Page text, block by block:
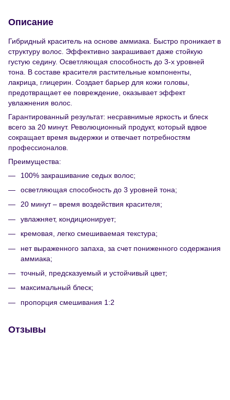
Описание
Гибридный краситель на основе аммиака. Быстро проникает в
структуру волос. Эффективно закрашивает даже стойкую
густую седину. Осветляющая способность до 3-х уровней
тона. В составе красителя растительные компоненты,
лакрица, глицерин. Создает барьер для кожи головы,
предотвращает ее повреждение, оказывает эффект
увлажнения волос.
Гарантированный результат: несравнимые яркость и блеск
всего за 20 минут. Революционный продукт, который вдвое
сокращает время выдержки и отвечает потребностям
профессионалов.
Преимущества:
100% закрашивание седых волос;
осветляющая способность до 3 уровней тона;
20 минут – время воздействия красителя;
увлажняет, кондиционирует;
кремовая, легко смешиваемая текстура;
нет выраженного запаха, за счет пониженного содержания
аммиака;
точный, предсказуемый и устойчивый цвет;
максимальный блеск;
пропорция смешивания 1:2
Отзывы